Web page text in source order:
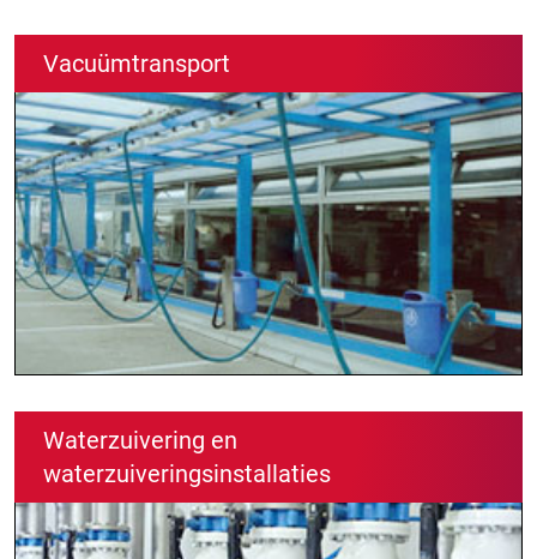
Vacuümtransport
Waterzuivering en
waterzuiveringsinstallaties